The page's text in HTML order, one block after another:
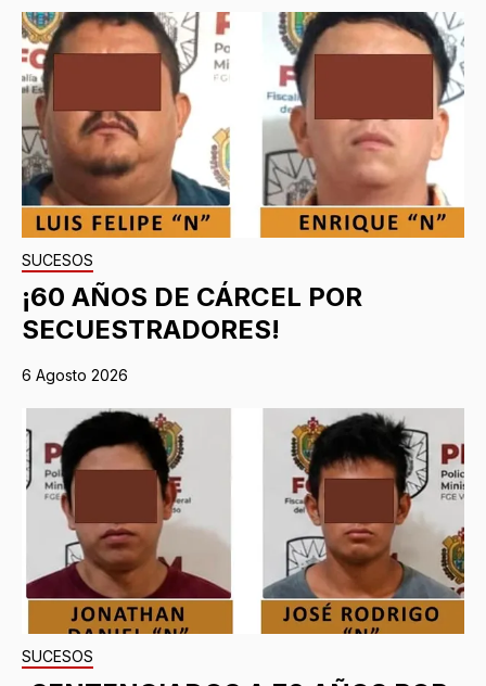
SUCESOS
¡60 AÑOS DE CÁRCEL POR
SECUESTRADORES!
6 Agosto 2026
SUCESOS